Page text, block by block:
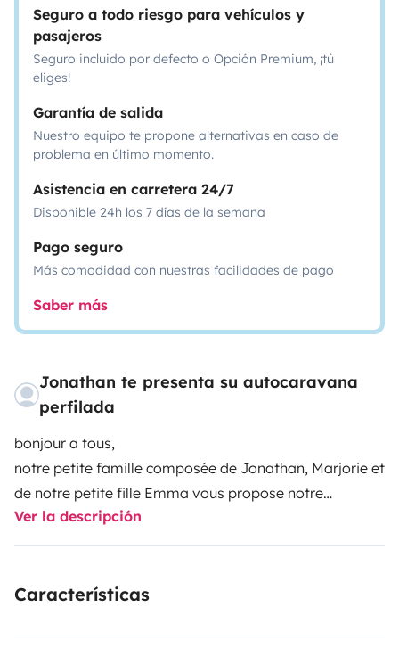
Seguro a todo riesgo para vehículos y
pasajeros
Seguro incluido por defecto o Opción Premium, ¡tú
eliges!
Garantía de salida
Nuestro equipo te propone alternativas en caso de
problema en último momento.
Asistencia en carretera 24/7
Disponible 24h los 7 días de la semana
Pago seguro
Más comodidad con nuestras facilidades de pago
Saber más
Jonathan te presenta su autocaravana
perfilada
bonjour a tous,
notre petite famille composée de Jonathan, Marjorie et
de notre petite fille Emma vous propose notre
camping car moderne de 2014 en location, bien équipé
avec tout le confort. Très agréable a conduire, notre
un lit en 140cm, Wc et douche séparés, d’une petite
Ver la descripción
Características